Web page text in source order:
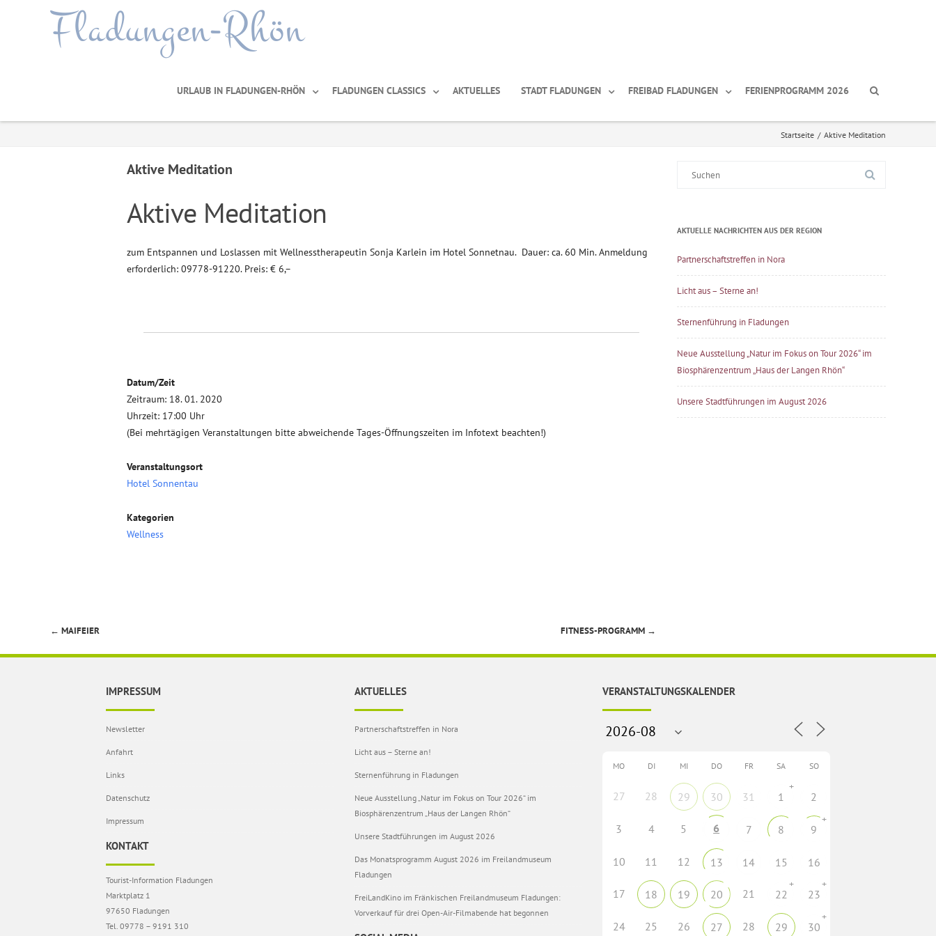
Fladungen-Rhön
URLAUB IN FLADUNGEN-RHÖN FLADUNGEN CLASSICS AKTUELLES STADT FLADUNGEN FREIBAD FLADUNGEN FERIENPROGRAMM 2026
Startseite / Aktive Meditation
Aktive Meditation
Aktive Meditation
zum Entspannen und Loslassen mit Wellnesstherapeutin Sonja Karlein im Hotel Sonnetnau. Dauer: ca. 60 Min. Anmeldung
erforderlich: 09778-91220. Preis: € 6,–
Datum/Zeit
Zeitraum: 18. 01. 2020
Uhrzeit: 17:00 Uhr
(Bei mehrtägigen Veranstaltungen bitte abweichende Tages-Öffnungszeiten im Infotext beachten!)
Veranstaltungsort
Hotel Sonnentau
Kategorien
Wellness
Beitragsnavigation
← MAIFEIER FITNESS-PROGRAMM →
AKTUELLE NACHRICHTEN AUS DER REGION
Partnerschaftstreffen in Nora
Licht aus – Sterne an!
Sternenführung in Fladungen
Neue Ausstellung „Natur im Fokus on Tour 2026“ im
Biosphärenzentrum „Haus der Langen Rhön“
Unsere Stadtführungen im August 2026
IMPRESSUM
Newsletter
Anfahrt
Links
Datenschutz
Impressum
KONTAKT
Tourist-Information Fladungen
Marktplatz 1
97650 Fladungen
Tel. 09778 – 9191 310
AKTUELLES
Partnerschaftstreffen in Nora
Licht aus – Sterne an!
Sternenführung in Fladungen
Neue Ausstellung „Natur im Fokus on Tour 2026“ im
Biosphärenzentrum „Haus der Langen Rhön“
Unsere Stadtführungen im August 2026
Das Monatsprogramm August 2026 im Freilandmuseum
Fladungen
FreiLandKino im Fränkischen Freilandmuseum Fladungen:
Vorverkauf für drei Open-Air-Filmabende hat begonnen
VERANSTALTUNGSKALENDER
MO DI MI DO FR SA SO
27 28 29 30 31 1
+
2
3 4 5 6 7 8 9
+
10 11 12 13 14 15 16
17 18 19 20 21 22
+
23
+
24 25 26 27 28 29 30
+